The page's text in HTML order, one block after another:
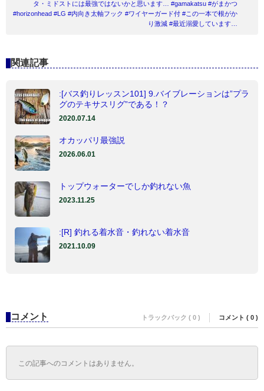
タ・ミドストには最強ではないかと思います… #gamakatsu #がまかつ
#horizonhead #LG #内向き太軸フック #ワイヤーガード付 #この一本で根がか
り激減 #最近溺愛しています…
関連記事
:[バス釣りレッスン101] 9.バイブレーションは”プラ
グのテキサスリグ”である！？
2020.07.14
オカッパリ最強説
2026.06.01
トップウォーターでしか釣れない魚
2023.11.25
:[R] 釣れる着水音・釣れない着水音
2021.10.09
コメント トラックバック ( 0 ) コメント ( 0 )
この記事へのコメントはありません。